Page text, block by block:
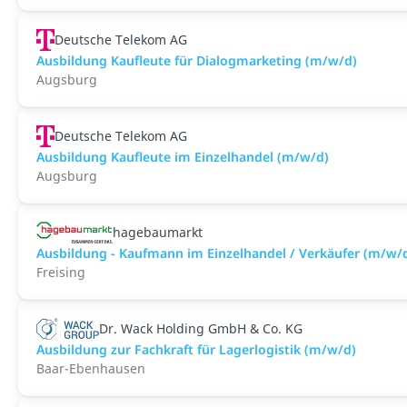
Deutsche Telekom AG
Ausbildung Kaufleute für Dialogmarketing (m/w/d)
Augsburg
Deutsche Telekom AG
Ausbildung Kaufleute im Einzelhandel (m/w/d)
Augsburg
hagebaumarkt
Ausbildung - Kaufmann im Einzelhandel / Verkäufer (m/w/
Freising
Dr. Wack Holding GmbH & Co. KG
Ausbildung zur Fachkraft für Lagerlogistik (m/w/d)
Baar-Ebenhausen